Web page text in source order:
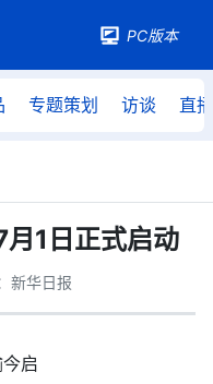
PC版本
专题策划 访谈 直播
1日正式启动
新华日报
启